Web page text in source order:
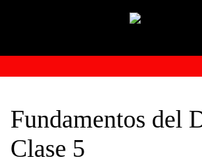
Fundamentos del
Clase 5